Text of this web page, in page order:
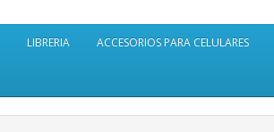
LIBRERIA ACCESORIOS PARA CELULARES